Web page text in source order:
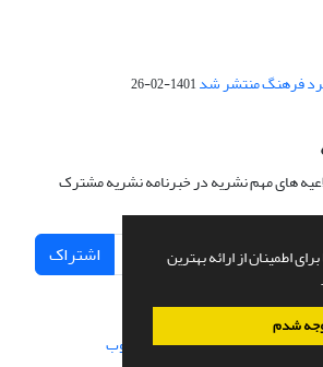
اطمینان از ارائه بهترین
شدم
1401-02-26
های مهم نشریه در خبرنامه نشریه مشترک
اشتراک
علمی.طراحی و پیاده سازی از سیناوب